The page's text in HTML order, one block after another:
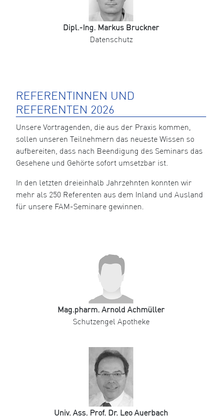
Dipl.-Ing. Markus Bruckner
Datenschutz
REFERENTINNEN UND
REFERENTEN 2026
Unsere Vortragenden, die aus der Praxis kommen,
sollen unseren Teilnehmern das neueste Wissen so
aufbereiten, dass nach Beendigung des Seminars das
Gesehene und Gehörte sofort umsetzbar ist.
In den letzten dreieinhalb Jahrzehnten konnten wir
mehr als 250 Referenten aus dem Inland und Ausland
für unsere FAM-Seminare gewinnen.
Mag.pharm. Arnold Achmüller
Schutzengel Apotheke
Univ. Ass. Prof. Dr. Leo Auerbach